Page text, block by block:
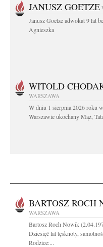
JANUSZ GOETZE
Janusz Goetze adwokat 9 lat
Agnieszka
WITOLD
WARSZAWA
W dniu 1 sierpnia 2026 roku
Warszawie ukochany Mąż,
BARTOSZ ROCH
WARSZAWA
Bartosz Roch Nowik
Dziesięć lat tęsknoty,
Rodzice:...